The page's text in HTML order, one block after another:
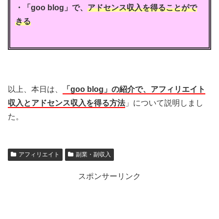
・ 「goo blog」で、 アドセンス収入を得ることがで
きる
以上、本日は、
「goo blog」の紹介で、アフィリエイト
収入とアドセンス収入を得る方法」について説明しまし
た。
アフィリエイト 副業・副収入
スポンサーリンク